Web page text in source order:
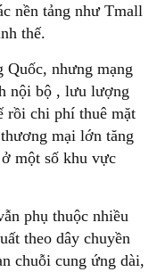
nền tảng như Tmall
thế.
nhưng mạng
nội bộ , lưu lượng
rồi chi phí thuê mặt
mại lớn tăng
một số khu vực
phụ thuộc nhiều
theo dây chuyền
chuỗi cung ứng dài,